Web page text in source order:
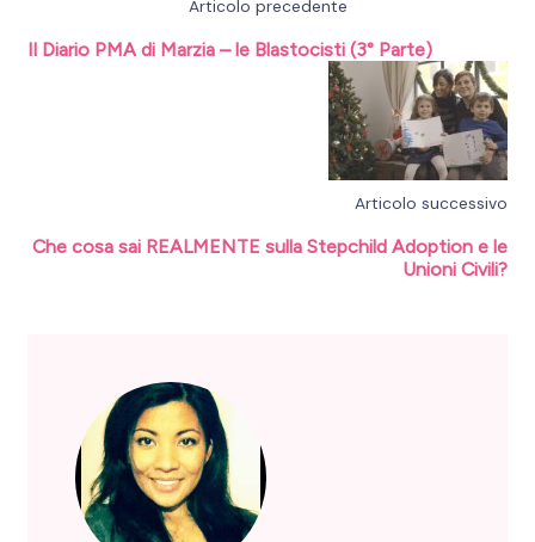
Articolo precedente
Il Diario PMA di Marzia – le Blastocisti (3° Parte)
Articolo successivo
Che cosa sai REALMENTE sulla Stepchild Adoption e le
Unioni Civili?